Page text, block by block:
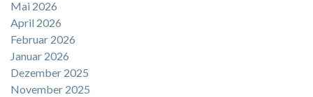
Mai 2026
April 2026
Februar 2026
Januar 2026
Dezember 2025
November 2025